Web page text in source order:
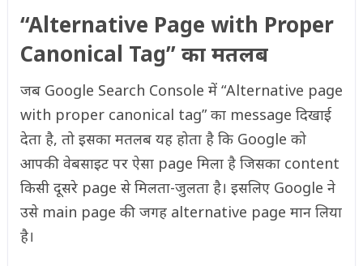
“Alternative Page with Proper
Canonical Tag” का मतलब
जब Google Search Console में “Alternative page
with proper canonical tag” का message दिखाई
देता है, तो इसका मतलब यह होता है कि Google को
आपकी वेबसाइट पर ऐसा page मिला है जिसका content
किसी दूसरे page से मिलता-जुलता है। इसलिए Google ने
उसे main page की जगह alternative page मान लिया
है।